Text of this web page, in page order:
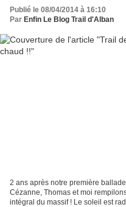
Publié le 08/04/2014 à 16:10
Par Enfin Le Blog Trail d'Alban
2 ans après notre première
Cézanne, Thomas et moi
intégral du massif ! Le soleil est